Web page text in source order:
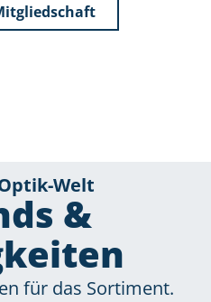
Welt
&
für das Sortiment.